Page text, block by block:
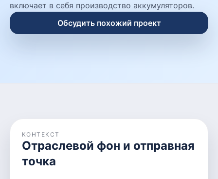
включает в себя производство аккумуляторов.
Обсудить похожий проект
КОНТЕКСТ
Отраслевой фон и отправная
точка